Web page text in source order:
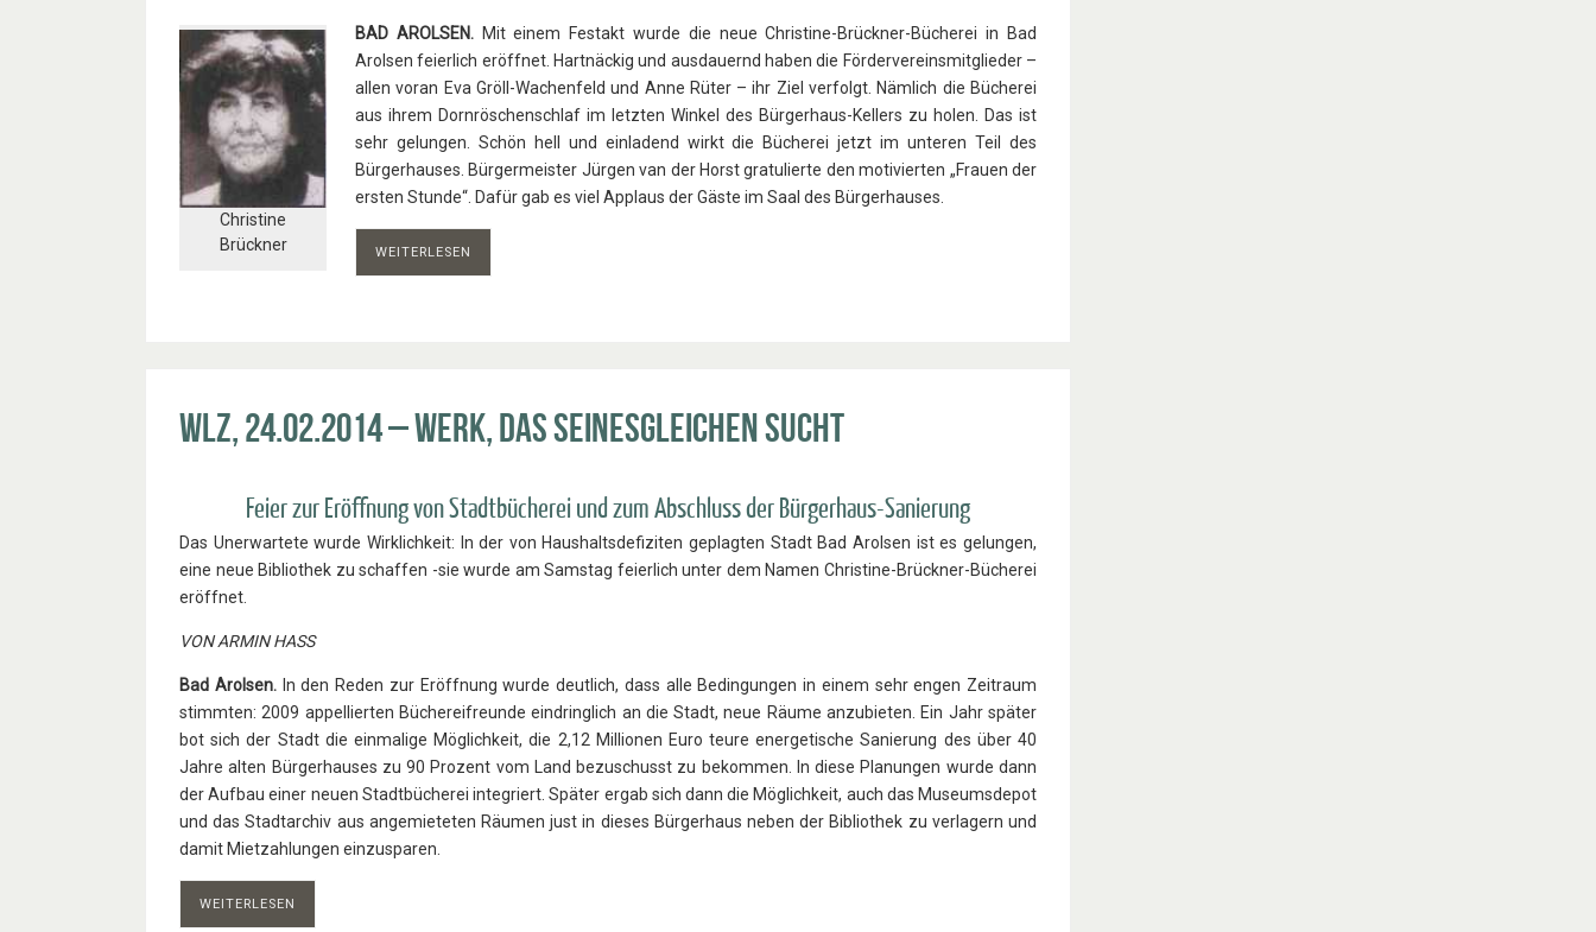
Christine
Brückner
BAD AROLSEN.Mit einem Festakt wurde die neue Christine-Brückner-Bücherei in Bad
Arolsen feierlich eröffnet. Hartnäckig und ausdauernd haben die Fördervereinsmit­glieder –
allen voran Eva Gröll-Wachenfeld und Anne Rüter – ihr Ziel verfolgt. Nämlich die Bücherei
aus ihrem Dornrös­chenschlaf im letzten Winkel des Bürgerhaus-Kellers zu ho­len. Das ist
sehr gelungen. Schön hell und einladend wirkt die Bücherei jetzt im un­teren Teil des
Bürgerhauses. Bürgermeister Jürgen van der Horst gratulierte den moti­vierten „Frauen der
ersten Stunde“. Dafür gab es viel Ap­plaus der Gäste im Saal des Bürgerhauses.
WEITERLESEN
WLZ, 24.02.2014 – Werk, das seinesgleichen sucht
Feier zur Eröffnung von Stadtbücherei und zum Abschluss der Bürgerhaus-Sanierung
Das Unerwartete wurde Wirklichkeit: In der von Haushaltsdefiziten geplagten Stadt Bad Arolsen ist es gelungen,
eine neue Bibliothek zu schaffen -sie wurde am Samstag feierlich unter dem Namen Christine-Brückner-Bücherei
eröffnet.
VON ARMIN HASS
Bad Arolsen.In den Reden zur Eröffnung wurde deutlich, dass alle Bedingungen in einem sehr engen Zeitraum
stimmten: 2009 appellierten Büchereifreunde eindringlich an die Stadt, neue Räume anzubieten. Ein Jahr später
bot sich der Stadt die einmalige Möglichkeit, die 2,12 Millionen Euro teure energetische Sanierung des über 40
Jahre alten Bürgerhauses zu 90 Prozent vom Land bezuschusst zu bekommen. In diese Planungen wurde dann
der Aufbau einer neuen Stadtbücherei integriert. Später ergab sich dann die Möglichkeit, auch das Museumsdepot
und das Stadtarchiv aus angemieteten Räumen just in dieses Bürgerhaus neben der Bibliothek zu verlagern und
damit Mietzahlungen einzusparen.
WEITERLESEN